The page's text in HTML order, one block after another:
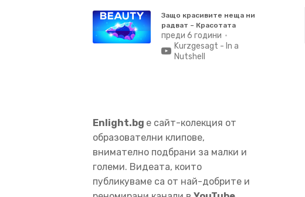
Защо красивите неща ни
радват – Красотата
преди 6 години
Kurzgesagt - In a
Nutshell
Enlight.bg е сайт-колекция от
образователни клипове,
внимателно подбрани за малки и
големи. Видеата, които
публикуваме са от най-добрите и